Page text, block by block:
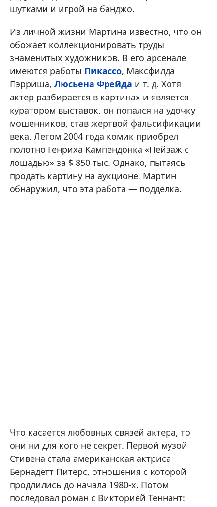
шутками и игрой на банджо.
Из личной жизни Мартина известно, что он
обожает коллекционировать труды
знаменитых художников. В его арсенале
имеются работы Пикассо, Максфилда
Пэрриша, Люсьена Фрейда и т. д. Хотя
актер разбирается в картинах и является
куратором выставок, он попался на удочку
мошенников, став жертвой фальсификации
века. Летом 2004 года комик приобрел
полотно Генриха Кампендонка «Пейзаж с
лошадью» за $ 850 тыс. Однако, пытаясь
продать картину на аукционе, Мартин
обнаружил, что эта работа — подделка.
Что касается любовных связей актера, то
они ни для кого не секрет. Первой музой
Стивена стала американская актриса
Бернадетт Питерс, отношения с которой
продлились до начала 1980-х. Потом
последовал роман с Викторией Теннант: